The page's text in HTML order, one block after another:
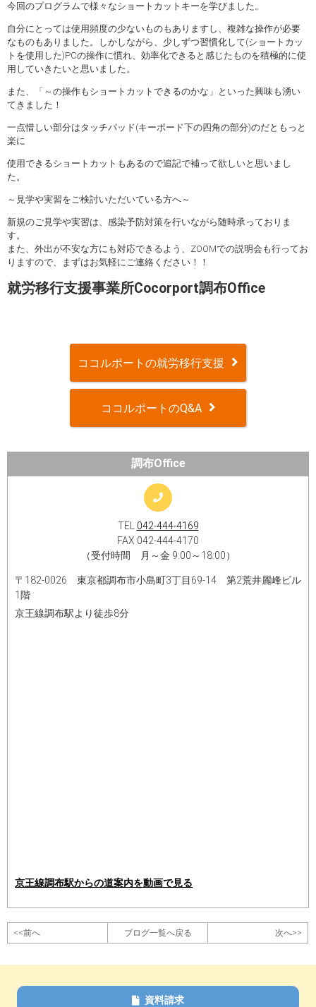
今回のプログラムで様々なショートカットキーを学びました。
自分にとっては使用頻度の少ないものもありますし、複雑な操作が必要
なものもありました。しかしながら、少しずつ習慣化して(ショートカッ
トを使用した)PCの操作に慣れ、効率化できると感じたものを積極的に使
用していきたいと思いました。
また、「～の操作もショートカットできるのかな」といった興味も湧い
てきました！
一点惜しい部分はタッチパッド(キーボード下の四角の部分)のだともっと
楽に
使用できるショートカットもあるので追記で補って欲しいと思いまし
た。
～見学や実習をご検討いただいている方へ～
新規のご見学や実習は、感染予防対策を行いながら随時承っておりま
す。
また、外出が不安な方にも対応できるよう、ZOOMでの説明会も行ってお
りますので、まずはお気軽にご連絡ください！！
就労移行支援事業所Cocorport調布Office
ココルポートの就労移行支援
ココルポートのQ&A
調布Office
TEL 042-444-4169
FAX 042-444-​4170​
（受付時間 月～金 9:00～18:00）
〒182-0026 東京都調布市小島町3丁目69-14 第2荒井麗峰ビル
1階
京王線調布駅より徒歩8分
京王線調布駅からの道案内を動画で見る
<<前へ ブログ一覧へ戻る 次へ>>
資料請求